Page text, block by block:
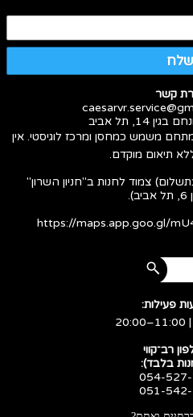
שלח
קשר
14, תל אביב
משמש כמחסן ומרכז לוגיסטי. אין
תיאום מוקדם.
צמוד לחנות ב"חניון השרון"
https://maps.app.goo.gl/
פעילות:
רב־קווי
בלבד):
054-
051-